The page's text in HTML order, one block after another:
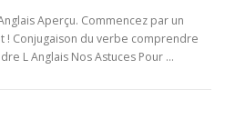
Aperçu. Commencez par un
! Conjugaison du verbe comprendre
L Anglais Nos Astuces Pour …